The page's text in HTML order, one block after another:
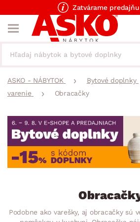
Zatvárame
ASKO - NÁBYTOK Bytové doplnky
varenie
Obracačky
Podobne ako varešky, aj obracačky sú